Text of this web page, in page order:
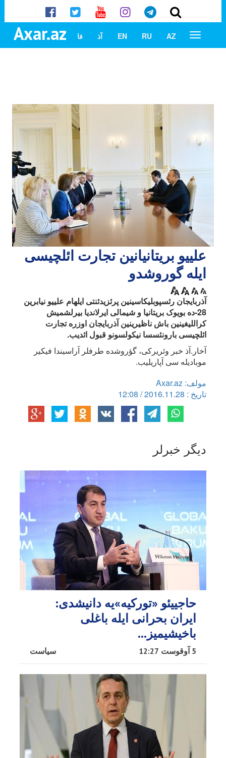
Axar.az AZ
RU
EN آذ فا
علییو بریتانیانین تجارت ائلچیسی
ایله گوروشدو
آذربایجان رئسپوبلیکاسینین پرئزیدئنتی ایلهام علییو نیابرین
28-ده بویوک بریتانیا و شیمالی ایرلاندیا بیرلشمیش
کراللیغینین باش ناظیرینین آذربایجان اوزره تجارت
ائلچیسی بارونئسسا نیکولسونو قبول ائدیب.
آخار.آذ خبر وئریرکی، گؤروشده طرفلر آراسیندا فیکیر
موبادیله سی آپاریلیب.
مولف: Axar.az
تاریخ : 2016.11.28 / 12:08
دیگر خبرلر
حاجییئو «تورکیه»یه دانیشدی:
ایران بحرانی ایله باغلی
باخیشیمیز...
سیاست 5 آوقوست 12:27